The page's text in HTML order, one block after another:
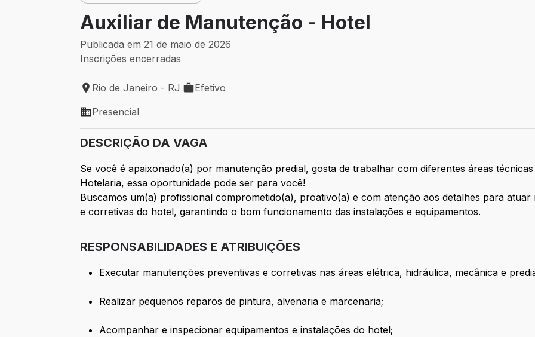
Auxiliar de Manutenção - Hotel
Publicada em 21 de maio de 2026
Inscrições encerradas
Local de trabalho: Rio de Janeiro - RJ
Rio de Janeiro - RJ
Tipo de vaga: Efetivo
Efetivo
Modelo de trabalho: Presencial
Presencial
DESCRIÇÃO DA VAGA
Se você é apaixonado(a) por manutenção predial, gosta de trabalhar com diferentes áreas
Hotelaria, essa oportunidade pode ser para você!
Buscamos um(a) profissional comprometido(a), proativo(a) e com atenção aos detalhes para
e corretivas do hotel, garantindo o bom funcionamento das instalações e equipamentos.
RESPONSABILIDADES E ATRIBUIÇÕES
Executar manutenções preventivas e corretivas nas áreas elétrica, hidráulica, mecânica e
Realizar pequenos reparos de pintura, alvenaria e marcenaria;
Acompanhar e inspecionar equipamentos e instalações do hotel;